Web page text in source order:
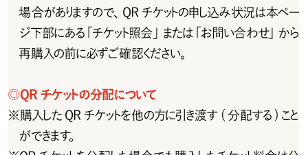
場合がありますので、QR チケットの申し込み状況は本ペー
ジ下部にある「チケット照会」または「お問い合わせ」から
再購入の前に必ずご確認ください。
◎Q R チ ケットの 分 配 について
※購入したQRチケットを他の方に引き渡す(分配する)こと
ができます。